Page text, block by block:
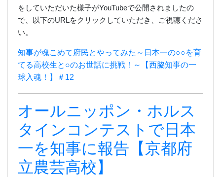
をしていただいた様子がYouTubeで公開されましたの
で、
以下のURLをクリックしていただき、ご視聴くださ
い。
知事が魂こめて府民とやってみた～日本一の○○を育
てる高校生と○のお世話に挑戦！～【西脇知事の一
球入魂！】＃12
オールニッポン・ホルス
タインコンテストで日本
一を知事に報告【京都府
立農芸高校】